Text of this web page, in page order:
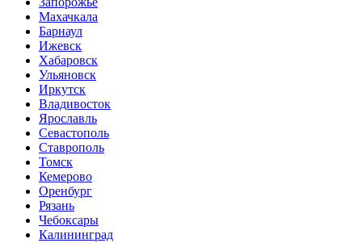
Махачкала
Барнаул
Ижевск
Хабаровск
Ульяновск
Иркутск
Владивосток
Ярославль
Севастополь
Ставрополь
Томск
Кемерово
Оренбург
Рязань
Чебоксары
Калининград